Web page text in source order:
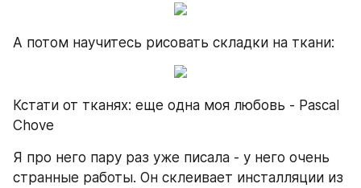
А потом научитесь рисовать складки на ткани:
Кстати от тканях: еще одна моя любовь - Pascal
Chove
Я про него пару раз уже писала - у него очень
странные работы. Он склеивает инсталляции из